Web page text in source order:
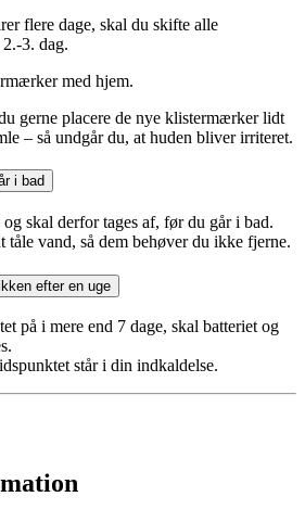
flere dage, skal du skifte alle
3. dag.
med hjem.
gerne placere de nye klistermærker lidt
– så undgår du, at huden bliver irriteret.
i bad
skal derfor tages af, før du går i bad.
vand, så dem behøver du ikke fjerne.
efter en uge
på i mere end 7 dage, skal batteriet og
står i din indkaldelse.